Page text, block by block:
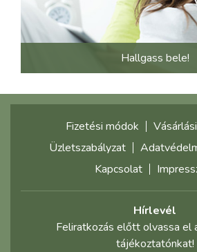
Hallgass bele!
Fizetési módok
Üzletszabályzat
Kapcsolat
Hírlevél
Feliratkozás előtt olvassa el
tájékoztatónkat!